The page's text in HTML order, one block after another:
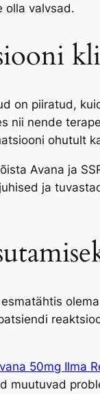
olla valvsad.
on piiratud,
nii nende
ohutult
Avana ja
ja
50mg Ilma
muutuvad